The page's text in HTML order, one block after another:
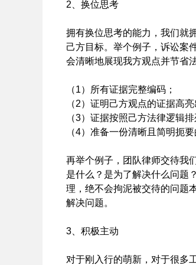
2、换位思考
拥有换位思考的能力，我们就
己方目标。举个例子，诉讼案
会清晰地展现我方观点并节省
（1）所有证据完整编码；
（2）证明己方观点的证据高
（3）证据按照己方法律逻辑排
（4）准备一份清晰且简明扼要
再举个例子，团队律师交待我
是什么？是为了解决什么问题
理，绝不会拘泥被交待的问题
解决问题。
3、积极主动
对于刚入行的萌新，对于很多